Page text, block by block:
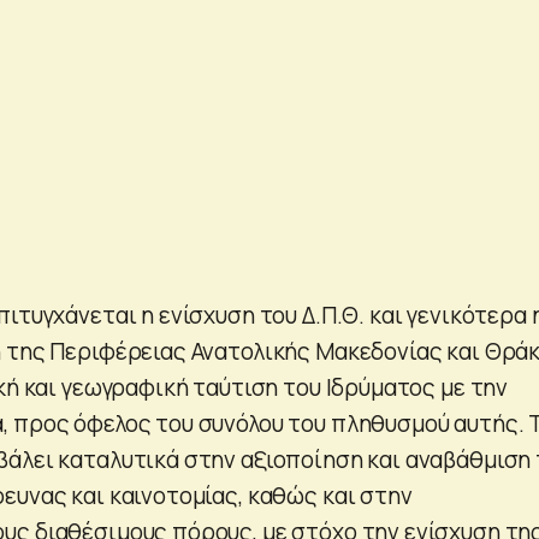
η ενίσχυση του Δ.Π.Θ. και γενικότερα
Περιφέρειας Ανατολικής Μακεδονίας και
και γεωγραφική ταύτιση του Ιδρύματος με την
όφελος του συνόλου του πληθυσμού αυτής.
καταλυτικά στην αξιοποίηση και
και καινοτομίας, καθώς και στην
διαθέσιμους πόρους, με στόχο την ενίσχυση